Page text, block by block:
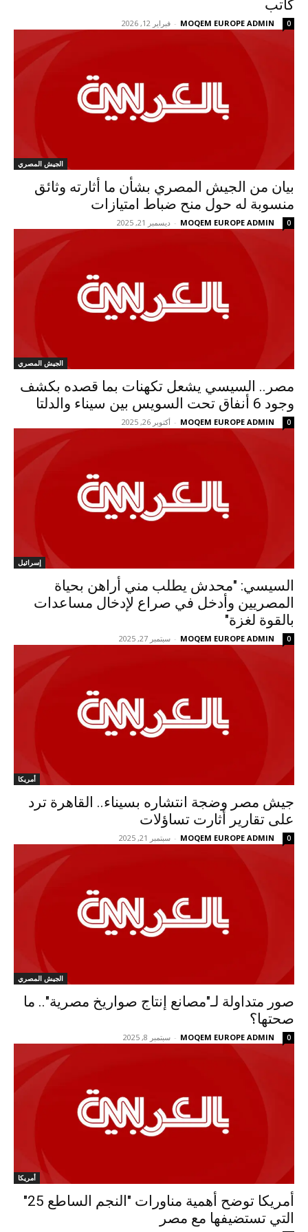
كاتب
MOQEM EUROPE ADMIN
- فبراير 12, 2026 0
الجيش المصري
بيان من الجيش المصري بشأن ما أثارته وثائق
منسوبة له حول منح ضباط امتيازات
MOQEM EUROPE ADMIN
- ديسمبر 21, 2025 0
الجيش المصري
مصر.. السيسي يشعل تكهنات بما قصده بكشف
وجود 6 أنفاق تحت السويس بين سيناء والدلتا
MOQEM EUROPE ADMIN
- أكتوبر 26, 2025 0
إسرائيل
السيسي: "محدش يطلب مني أراهن بحياة
المصريين وأدخل في صراع لإدخال مساعدات
بالقوة لغزة"
MOQEM EUROPE ADMIN
- سبتمبر 27, 2025 0
أمريكا
جيش مصر وضجة انتشاره بسيناء.. القاهرة ترد
على تقارير أثارت تساؤلات
MOQEM EUROPE ADMIN
- سبتمبر 21, 2025 0
الجيش المصري
صور متداولة لـ"مصانع إنتاج صواريخ مصرية".. ما
صحتها؟
MOQEM EUROPE ADMIN
- سبتمبر 8, 2025 0
أمريكا
أمريكا توضح أهمية مناورات "النجم الساطع 25"
التي تستضيفها مع مصر